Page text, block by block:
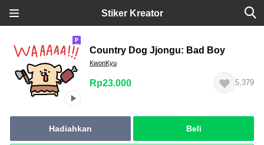
Stiker Kreator
Country Dog Jjongu: Bad Boy
KwonKyu
Rp23.000 5,379
Hadiahkan Beli